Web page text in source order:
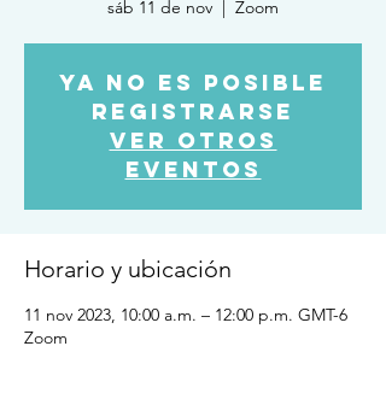
sáb 11 de nov
  |
Zoom
Ya no es posible
registrarse
Ver otros
eventos
Horario y ubicación
11 nov 2023, 10:00 a.m. – 12:00 p.m. GMT-6
Zoom